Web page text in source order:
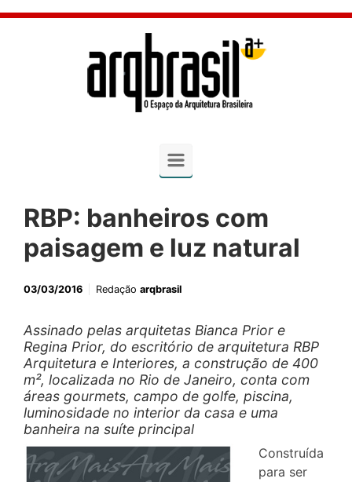
Skip to main content
RBP: banheiros com
paisagem e luz natural
03/03/2016 Redação arqbrasil
Assinado pelas arquitetas Bianca Prior e
Regina Prior, do escritório de arquitetura RBP
Arquitetura e Interiores, a construção de 400
m², localizada no Rio de Janeiro, conta com
áreas gourmets, campo de golfe, piscina,
luminosidade no interior da casa e uma
banheira na suíte principal
Construída
para ser